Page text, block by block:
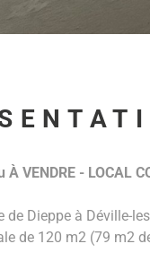
À VENDRE - LOCAL
de Dieppe à Déville-
de 120 m2 (79 m2